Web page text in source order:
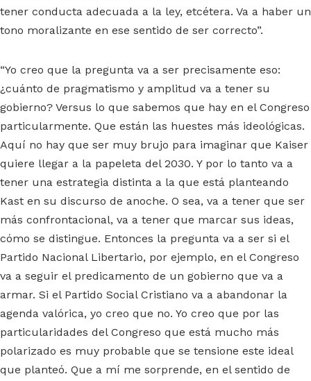
tener conducta adecuada a la ley, etcétera. Va a haber un
tono moralizante en ese sentido de ser correcto”.
“Yo creo que la pregunta va a ser precisamente eso:
¿cuánto de pragmatismo y amplitud va a tener su
gobierno? Versus lo que sabemos que hay en el Congreso
particularmente. Que están las huestes más ideológicas.
Aquí no hay que ser muy brujo para imaginar que Kaiser
quiere llegar a la papeleta del 2030. Y por lo tanto va a
tener una estrategia distinta a la que está planteando
Kast en su discurso de anoche. O sea, va a tener que ser
más confrontacional, va a tener que marcar sus ideas,
cómo se distingue. Entonces la pregunta va a ser si el
Partido Nacional Libertario, por ejemplo, en el Congreso
va a seguir el predicamento de un gobierno que va a
armar. Si el Partido Social Cristiano va a abandonar la
agenda valórica, yo creo que no. Yo creo que por las
particularidades del Congreso que está mucho más
polarizado es muy probable que se tensione este ideal
que planteó. Que a mí me sorprende, en el sentido de